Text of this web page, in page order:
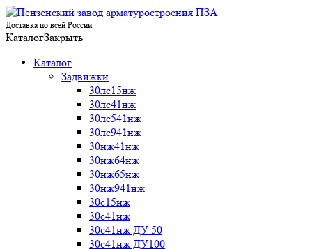
Доставка по всей России
КаталогЗакрыть
Каталог
Задвижки
30лс15нж
30лс41нж
30лс541нж
30лс941нж
30нж41нж
30нж64нж
30нж65нж
30нж941нж
30с15нж
30с41нж
30с41нж ДУ 50
30с41нж ДУ100